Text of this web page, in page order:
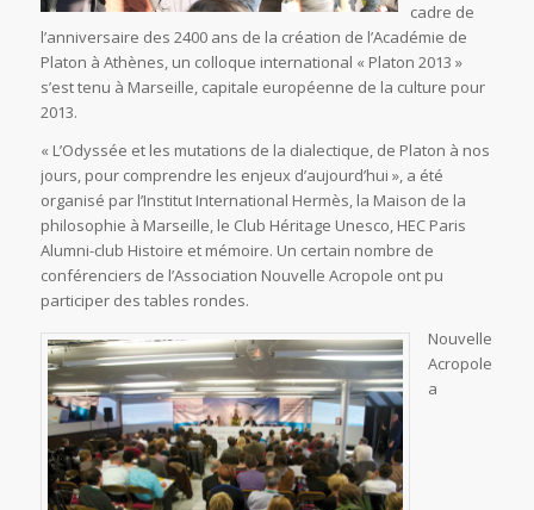
cadre de
l’anniversaire des 2400 ans de la création de l’Académie de
Platon à Athènes, un colloque international « Platon 2013 »
s’est tenu à Marseille, capitale européenne de la culture pour
2013.
« L’Odyssée et les mutations de la dialectique, de Platon à nos
jours, pour comprendre les enjeux d’aujourd’hui », a été
organisé par l’Institut International Hermès, la Maison de la
philosophie à Marseille, le Club Héritage Unesco, HEC Paris
Alumni-club Histoire et mémoire. Un certain nombre de
conférenciers de l’Association Nouvelle Acropole ont pu
participer des tables rondes.
Nouvelle
Acropole
a